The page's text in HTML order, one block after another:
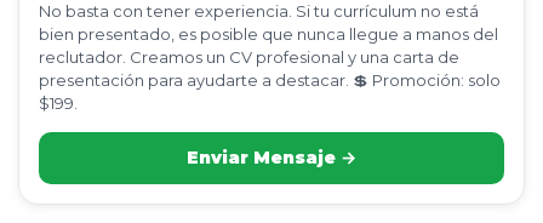
No basta con tener experiencia. Si tu currículum no está
bien presentado, es posible que nunca llegue a manos del
reclutador. Creamos un CV profesional y una carta de
presentación para ayudarte a destacar. 💲 Promoción: solo
$199.
Enviar Mensaje →